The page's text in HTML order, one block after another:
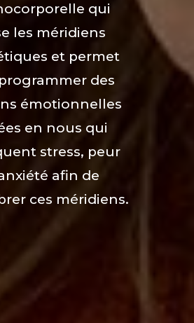
qui
les méridiens
et permet
des
émotionnelles
en nous qui
stress, peur
afin de
ces méridiens.